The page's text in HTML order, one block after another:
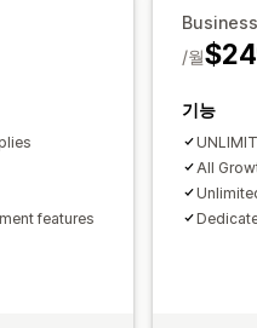
features
Business
/월
기능
All